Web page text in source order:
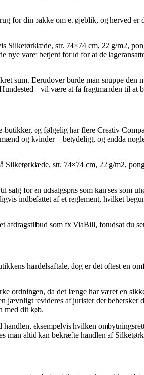
for din pakke om et øjeblik, og herved er
Silketørklæde, str. 74×74 cm, 22 g/m2,
nye varer betjent forud for at de
sum. Derudover burde man snuppe den
– vil være at få fragtmanden til at
butikker, og følgelig har flere Creativ
og kvinder – betydeligt, og endda
Silketørklæde, str. 74×74 cm, 22 g/m2,
salg for en udsalgspris som kan ses som
indbefattet af et reglement, hvilket
afdragstilbud som fx ViaBill, forudsat du
handelsaftale, dog er det oftest en
ordningen, da det længe har været en
jævnligt revideres af jurister der behersker
med dit køb.
eksempelvis hvilken
man altid kan bekræfte handlen af